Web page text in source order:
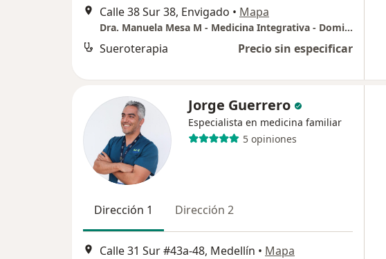
Calle 38 Sur 38, Envigado • Mapa
Dra. Manuela Mesa M - Medicina Integrativa - Domiciliaria
Sueroterapia Precio sin especificar
Jorge Guerrero
Especialista en medicina familiar
5 opiniones
Dirección 1 Dirección 2
Calle 31 Sur #43a-48, Medellín • Mapa